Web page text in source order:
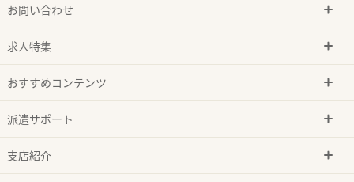
お問い合わせ
求人特集
おすすめコンテンツ
派遣サポート
支店紹介